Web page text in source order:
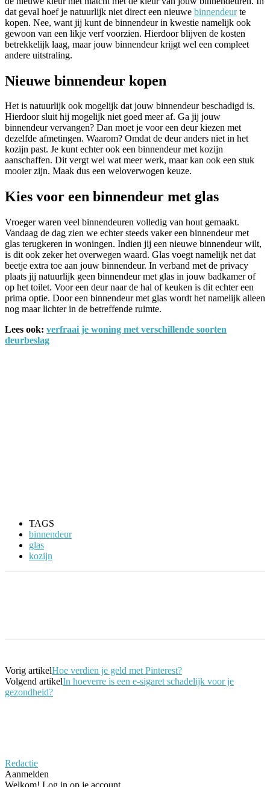
dat geval hoef je natuurlijk niet direct een nieuwe binnendeurte
kopen. Nee, want jij kunt de binnendeur in kwestie namelijk ook
gewoon van een likje verf voorzien. Hierdoor blijven de kosten
betrekkelijk laag, maar jouw binnendeur krijgt wel een compleet
andere uitstraling.
Nieuwe binnendeur kopen
Het is natuurlijk ook mogelijk dat jouw binnendeur beschadigd is.
Hierdoor sluit hij mogelijk niet goed meer af. Ga jij jouw
binnendeur vervangen? Dan moet je voor een deur kiezen met
dezelfde afmetingen. Waarom? Omdat de deur anders niet in het
kozijn past. Je kunt echter ook een binnendeur met kozijn
aanschaffen. Dit vergt wel wat meer werk, maar kan ook een stuk
mooier zijn. Maak dus een weloverwogen keuze.
Kies voor een binnendeur met glas
Vroeger waren veel binnendeuren volledig van hout gemaakt.
Vandaag de dag zien we echter steeds vaker een binnendeur met
glas terugkeren in woningen. Indien jij een nieuwe binnendeur wilt,
is dit ook zeker het overwegen waard. Glas voegt namelijk net dat
beetje extra toe aan jouw binnendeur. In verband met de privacy
plaats jij natuurlijk geen binnendeur met glas in jouw badkamer of
op het toilet. Voor een deur naar de hal of keuken is dit echter een
prima optie. Door een binnendeur met glas wordt het namelijk alleen
nog maar lichter in de betreffende ruimte.
Lees ook: verfraai je woning met verschillende soorten
deurbeslag
TAGS
binnendeur
glas
kozijn
Vorig artikelHoe verdien je geld met Pinterest?
Volgend artikelIn hoeverre is een e-sigaret schadelijk voor je
gezondheid?
Redactie
Aanmelden